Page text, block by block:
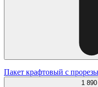
Пакет крафтовый с
1